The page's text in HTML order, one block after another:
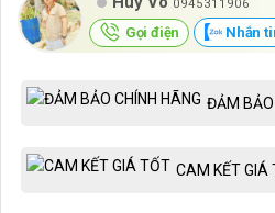
0945311906
Gọi điện Nhắn
ĐẢM BẢO
CAM KẾT GIÁ